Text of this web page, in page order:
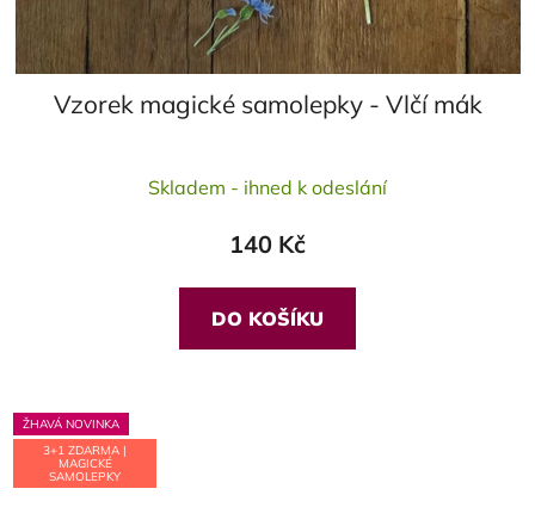
Vzorek magické samolepky - Vlčí mák
Skladem - ihned k odeslání
140 Kč
DO KOŠÍKU
ŽHAVÁ NOVINKA
3+1 ZDARMA |
MAGICKÉ
SAMOLEPKY